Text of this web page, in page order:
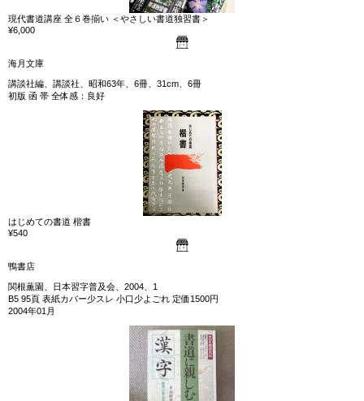
現代書道講座 全６巻揃い ＜やさしい書道独習書＞
¥6,000
海月文庫
講談社編、講談社、昭和63年、6冊、31cm、6冊
初版 函 帯 全体感：良好
はじめての書道 楷書
¥540
鴨書店
関根薫園、日本習字普及会、2004、1
B5 95頁 表紙カバー少スレ 小口少よごれ 定価1500円
2004年01月